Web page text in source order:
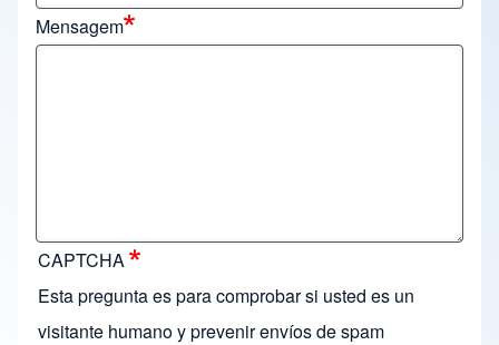
Mensagem
CAPTCHA
Esta pregunta es para comprobar si usted es un
visitante humano y prevenir envíos de spam